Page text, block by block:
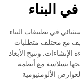
البناء
في تطبيقات البناء
مع مختلف متطلبات
وتتيح الأبعاد
بسلاسة مع أنظمة
الألومنيومية